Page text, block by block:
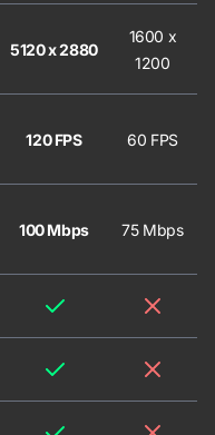
5120 x 2880
1600 x
1200
120 FPS 60 FPS
100 Mbps 75 Mbps